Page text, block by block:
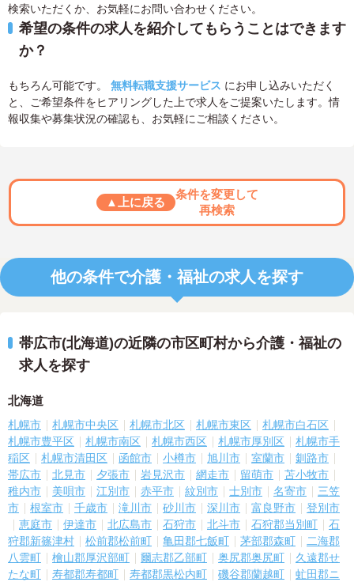
検索いただくか、お気軽にお問い合わせください。
希望の条件の求人を紹介してもらうことはできます
か？
もちろん可能です。 無料転職支援サービス にお申し込みいただく
と、ご希望条件をヒアリングした上で求人をご提案いたします。情
報収集や募集状況の確認も、お気軽にご相談ください。
▲上に戻る
条件を変更して
再検索
他の条件で介護・福祉の求人を探す
帯広市(北海道)の近隣の市区町村から介護・福祉の
求人を探す
北海道
札幌市 札幌市中央区 札幌市北区 札幌市東区
札幌市白石区
札幌市豊平区
札幌市南区 札幌市西区 札幌市厚別区
札幌市手
稲区
札幌市清田区 函館市 小樽市 旭川市 室蘭市
釧路市
帯広市
北見市 夕張市 岩見沢市 網走市 留萌市
苫小牧市
稚内市
美唄市 江別市 赤平市 紋別市 士別市 名寄市
三笠
市
根室市 千歳市 滝川市 砂川市 深川市 富良野市
登別市
恵庭市
伊達市 北広島市 石狩市 北斗市 石狩郡当別町
石
狩郡新篠津村
松前郡松前町 亀田郡七飯町 茅部郡森町
二海郡
八雲町
檜山郡厚沢部町 爾志郡乙部町 奥尻郡奥尻町
久遠郡せ
たな町
寿都郡寿都町 寿都郡黒松内町 磯谷郡蘭越町
虻田郡ニ